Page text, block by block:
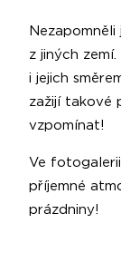
z jiných
i jejich
zažijí takové
vzpomínat!
Ve
příjemné
prázdniny!